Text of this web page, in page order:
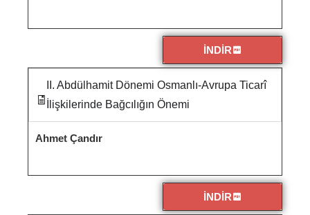
İNDİR
II. Abdülhamit Dönemi Osmanlı-Avrupa Ticarî
İlişkilerinde Bağcılığın Önemi
Ahmet Çandır
İNDİR